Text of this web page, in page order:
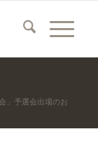
」予選会出場のお